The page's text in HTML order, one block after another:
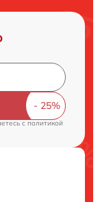
cполитикой